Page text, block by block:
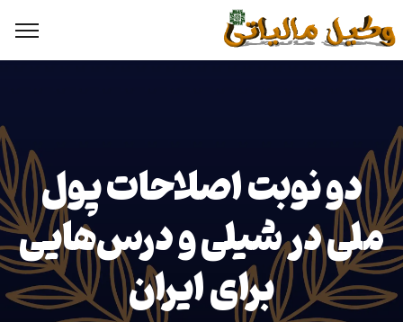
دو نوبت اصلاحات پول
ملی در شیلی و درس‌هایی
برای ایران